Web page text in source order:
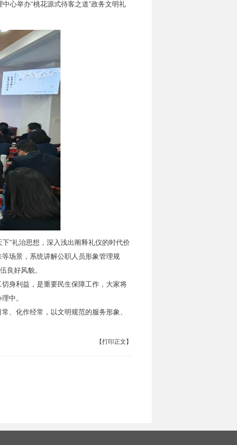
心举办“桃花源式待客之道”政务文明礼
”礼治思想，深入浅出阐释礼仪的时代价
场景，系统讲解公职人员形象管理规
良好风貌。
身利益，是重要民生保障工作，大家将
中。
、化作经常，以文明规范的服务形象、
【打印正文】